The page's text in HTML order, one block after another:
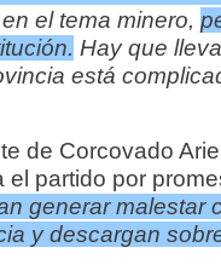
el tema minero,
Hay que
está
de Corcovado
partido por
generar malestar
y descargan